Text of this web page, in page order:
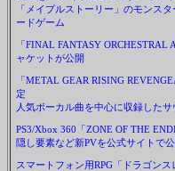
「メイプルストーリー」のモンス
ードゲーム
「FINAL FANTASY
ャケットが公開
「METAL GEAR RISING
定
人気ボーカル曲を中心に収録したサ
PS3/Xbox 360「ZONE OF THE
隠し要素など新PVを公式サイトで
スマートフォン用RPG「ドラゴン